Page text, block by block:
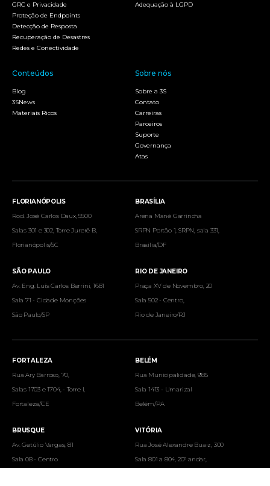
GRC e Privacidade
Proteção de Endpoints
Detecção de Resposta
Recuperação de Desastres
Redes e Conectividade
Adequação à LGPD
Conteúdos
Blog
3SNews
Materiais Ricos
Sobre nós
Sobre a 3S
Contato
Carreiras
Parceiros
Suporte
Governança
Atas
FLORIANÓPOLIS
Rod. José Carlos Daux, 5500
Salas 301 e 302, Torre Jurerê B,
Florianópolis/SC
BRASÍLIA
Arena Mané Garrincha
SRPN Portão 1, SRPN, sala 331,
Brasília/DF
SÃO PAULO
Av. Eng. Luís Carlos Berrini, 1681
Sala 71 - Cidade Monções
São Paulo/SP
RIO DE JANEIRO
Praça XV de Novembro, 20
Sala 502 - Centro,
Rio de Janeiro/RJ
FORTALEZA
Rua Ary Barroso, 70,
Salas 1703 e 1704, - Torre I,
Fortaleza/CE
BELÉM
Rua Municipalidade, 985
Sala 1413 - Umarizal
Belém/PA
BRUSQUE
Av. Getúlio Vargas, 81
Sala 08 - Centro
VITÓRIA
Rua José Alexandre Buaiz, 300
Sala 801 a 804, 20º andar,